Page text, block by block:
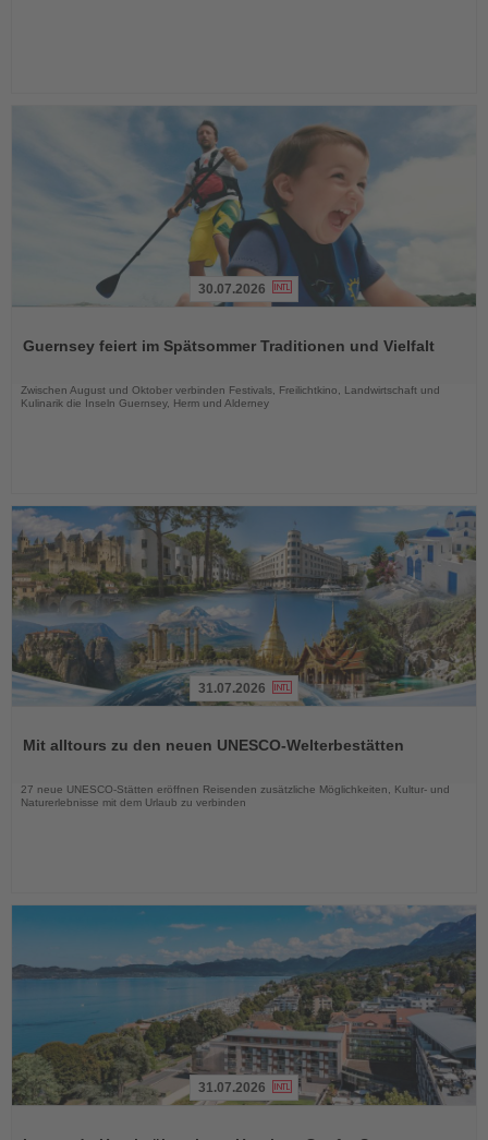
die
30.07.2026
Guernsey feiert im Spätsommer Traditionen und Vielfalt
Zwischen August und Oktober verbinden Festivals, Freilichtkino, Landwirtschaft und
Kulinarik die Inseln Guernsey, Herm und Alderney
die
31.07.2026
Mit alltours zu den neuen UNESCO-Welterbestätten
27 neue UNESCO-Stätten eröffnen Reisenden zusätzliche Möglichkeiten, Kultur- und
Naturerlebnisse mit dem Urlaub zu verbinden
31.07.2026